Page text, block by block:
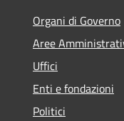
Organi di Governo
Aree
Uffici
Enti e fondazioni
Politici